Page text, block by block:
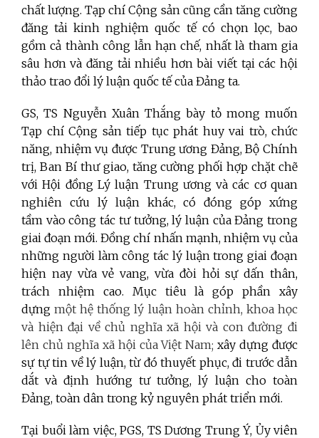
chất lượng.Tạp chí Cộng sản cũng cần tăng cường
đăng tải kinh nghiệm quốc tế có chọn lọc, bao
gồm cả thành công lẫn hạn chế, nhất là tham gia
sâu hơn và đăng tải nhiều hơn bài viết tại các hội
thảo trao đổi lý luận quốc tế của Đảng ta.
GS, TS Nguyễn Xuân Thắng bày tỏ mong muốn
Tạp chí Cộng sản tiếp tục phát huy vai trò, chức
năng, nhiệm vụ được Trung ương Đảng, Bộ Chính
trị, Ban Bí thư giao, tăng cường phối hợp chặt chẽ
với Hội đồng Lý luận Trung ương và các cơ quan
nghiên cứu lý luận khác, có đóng góp xứng
tầm vào công tác tư tưởng, lý luận của Đảng trong
giai đoạn mới. Đồng chí nhấn mạnh, nhiệm vụ của
những người làm công tác lý luận trong giai đoạn
hiện nay vừa vẻ vang, vừa đòi hỏi sự dấn thân,
trách nhiệm cao. Mục tiêu là góp phần xây
dựngmột hệ thống lý luận hoàn chỉnh, khoa học
và hiện đại về chủ nghĩa xã hội và con đường đi
lên chủ nghĩa xã hội của Việt Nam;xây dựng được
sự tự tin về lý luận, từ đó thuyết phục, đi trước dẫn
dắt và định hướng tư tưởng, lý luận cho toàn
Đảng, toàn dân trong kỷ nguyên phát triển mới.
Tại buổi làm việc, PGS, TS Dương Trung Ý, Ủy viên